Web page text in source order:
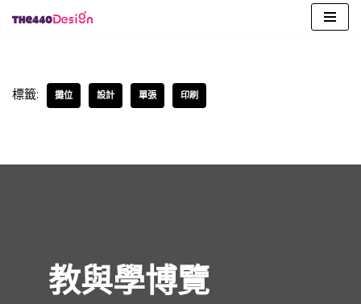
content
標籤: 攤位 設計 單張 印刷
教與學博覽